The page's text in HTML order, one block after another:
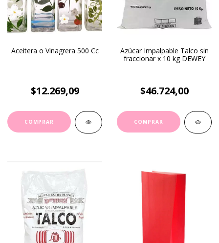
Aceitera o Vinagrera 500 Cc
$12.269,09
Azúcar Impalpable Talco sin
fraccionar x 10 kg DEWEY
$46.724,00